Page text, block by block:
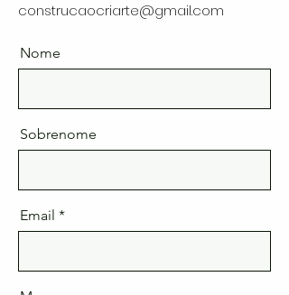
construcaocriarte@gmail.com
Nome
Sobrenome
Email